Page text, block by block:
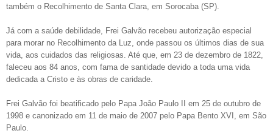
também o Recolhimento de Santa Clara, em Sorocaba (SP).
Já com a saúde debilidade, Frei Galvão recebeu autorização especial
para morar no Recolhimento da Luz, onde passou os últimos dias de sua
vida, aos cuidados das religiosas. Até que, em 23 de dezembro de 1822,
faleceu aos 84 anos, com fama de santidade devido a toda uma vida
dedicada a Cristo e às obras de caridade.
Frei Galvão foi beatificado pelo Papa João Paulo II em 25 de outubro de
1998 e canonizado em 11 de maio de 2007 pelo Papa Bento XVI, em São
Paulo.